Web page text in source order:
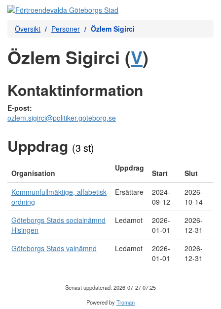
Översikt Personer Özlem Sigirci
Özlem Sigirci (V)
Kontaktinformation
E-post:
ozlem.sigirci@politiker.goteborg.se
Uppdrag (3 st)
Organisation
Uppdrag
Start
Slut
Kommunfullmäktige, alfabetisk
ordning
Ersättare
2024-
09-12
2026-
10-14
Göteborgs Stads socialnämnd
Hisingen
Ledamot
2026-
01-01
2026-
12-31
Göteborgs Stads valnämnd
Ledamot
2026-
01-01
2026-
12-31
Senast uppdaterad: 2026-07-27 07:25
Powered byTroman